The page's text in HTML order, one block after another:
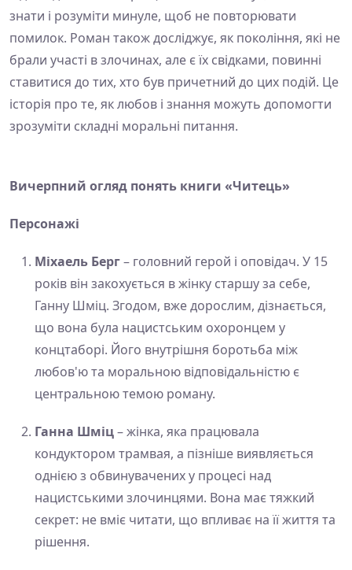
знати і розуміти минуле, щоб не повторювати
помилок. Роман також досліджує, як покоління, які не
брали участі в злочинах, але є їх свідками, повинні
ставитися до тих, хто був причетний до цих подій. Це
історія про те, як любов і знання можуть допомогти
зрозуміти складні моральні питання.
Вичерпний огляд понять книги «Читець»
Персонажі
Міхаель Берг– головний герой і оповідач. У 15
років він закохується в жінку старшу за себе,
Ганну Шміц. Згодом, вже дорослим, дізнається,
що вона була нацистським охоронцем у
концтаборі. Його внутрішня боротьба між
любов'ю та моральною відповідальністю є
центральною темою роману.
Ганна Шміц– жінка, яка працювала
кондуктором трамвая, а пізніше виявляється
однією з обвинувачених у процесі над
нацистськими злочинцями. Вона має тяжкий
секрет: не вміє читати, що впливає на її життя та
рішення.